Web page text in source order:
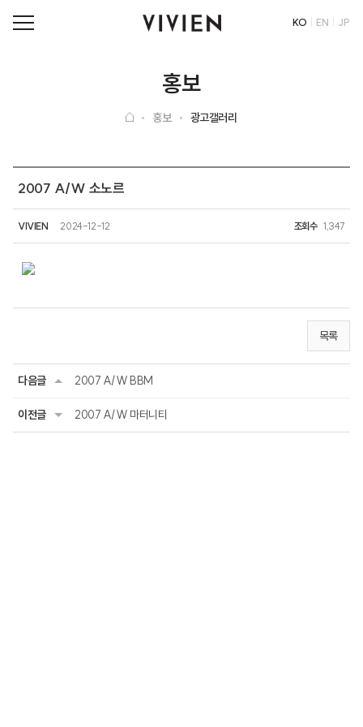
KO EN JP
홍보
홍보 광고갤러리
2007 A/W 소노르
VIVIEN 2024-12-12 조회수 1,347
목록
다음글 2007 A/W BBM
이전글 2007 A/W 마터니티